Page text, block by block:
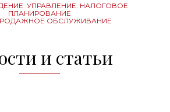
УПРАВЛЕНИЕ. НАЛОГОВОЕ
ПЛАНИРОВАНИЕ
ОБСЛУЖИВАНИЕ
и статьи